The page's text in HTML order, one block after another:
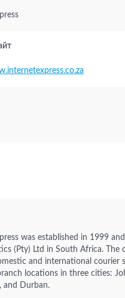
was established in 1999
(Pty) Ltd in South Africa. The
and international courier
locations in three cities:
and Durban.